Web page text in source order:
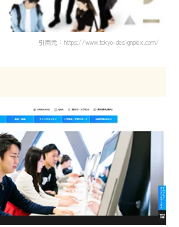
引用元：https://www.tokyo-designplex.com/